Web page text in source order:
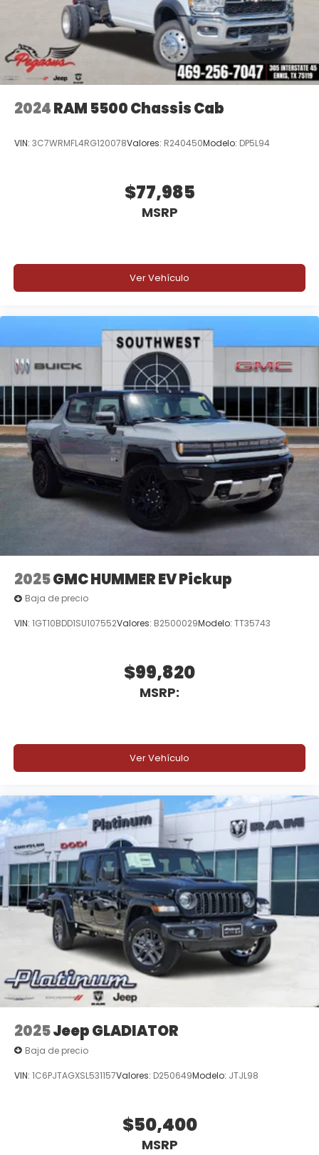
2024RAM 5500 Chassis Cab
VIN: 3C7WRMFL4RG120078Valores: R240450Modelo: DP5L94
$77,985
MSRP
Ver Vehículo
2025GMC HUMMER EV Pickup
Baja de precio
VIN: 1GT10BDD1SU107552Valores: B2500029Modelo: TT35743
$99,820
MSRP:
Ver Vehículo
2025Jeep GLADIATOR
Baja de precio
VIN: 1C6PJTAGXSL531157Valores: D250649Modelo: JTJL98
$50,400
MSRP